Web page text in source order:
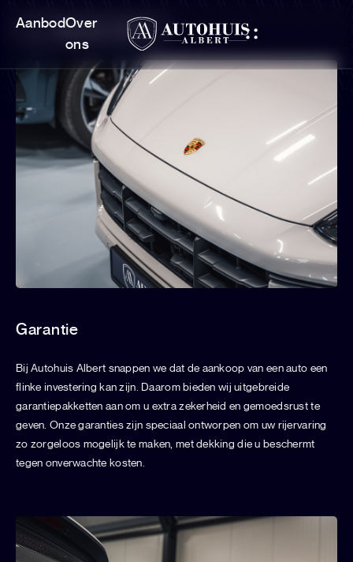
AanbodOver
ons
Terug naar overzicht
Garantie
Bij Autohuis Albert snappen we dat de aankoop van een auto een
flinke investering kan zijn. Daarom bieden wij uitgebreide
garantiepakketten aan om u extra zekerheid en gemoedsrust te
geven. Onze garanties zijn speciaal ontworpen om uw rijervaring
zo zorgeloos mogelijk te maken, met dekking die u beschermt
tegen onverwachte kosten.